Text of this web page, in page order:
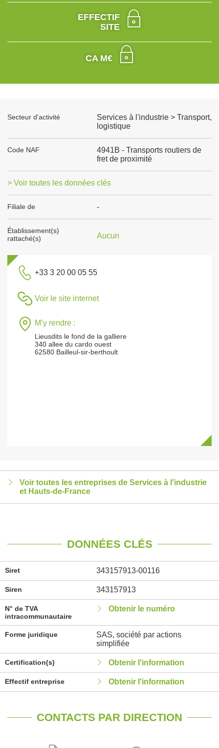
EFFECTIF
SITE
CA M€
Secteur d'activité
Services à l'industrie > Transport,
logistique
Code NAF
4941B - Transports routiers de
fret de proximité
> Voir toutes les données clés
Filiale de -
Établissement(s)
rattaché(s)
Aucun
+33 3 20 00 05 55
Voir le site internet
M’y rendre :
Lieusdits le fond de la galliere
340 allee du cardo ouest
62580 Bailleul-sir-berthoult
Voir toutes les entreprises de Services à l'industrie
et Hauts-de-France
DONNÉES CLÉS
Siret 343157913-00116
Siren 343157913
N° de TVA
intracommunautaire
Obtenir le numéro
Forme juridique
SAS, société par actions
simplifiée
Certification(s) Obtenir l'information
Effectif entreprise Obtenir l'information
CONTACTS PAR DIRECTION